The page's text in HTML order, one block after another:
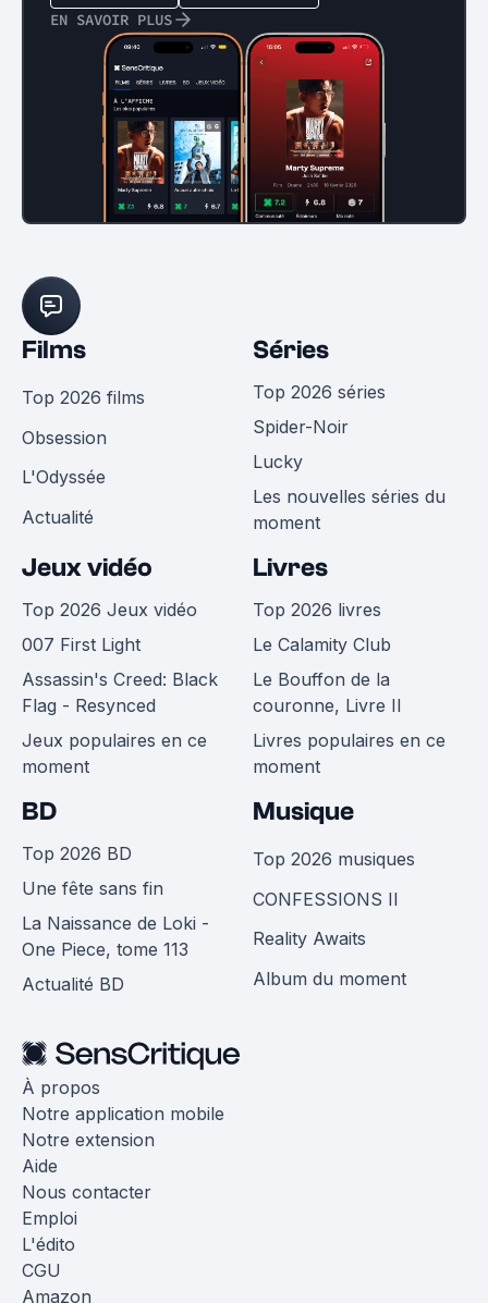
EN SAVOIR PLUS
Films
Top 2026 films
Obsession
L'Odyssée
Actualité
Séries
Top 2026 séries
Spider-Noir
Lucky
Les nouvelles séries du
moment
Jeux vidéo
Top 2026 Jeux vidéo
007 First Light
Assassin's Creed: Black
Flag - Resynced
Jeux populaires en ce
moment
Livres
Top 2026 livres
Le Calamity Club
Le Bouffon de la
couronne, Livre II
Livres populaires en ce
moment
BD
Top 2026 BD
Une fête sans fin
La Naissance de Loki -
One Piece, tome 113
Actualité BD
Musique
Top 2026 musiques
CONFESSIONS II
Reality Awaits
Album du moment
À propos
Notre application mobile
Notre extension
Aide
Nous contacter
Emploi
L'édito
CGU
Amazon